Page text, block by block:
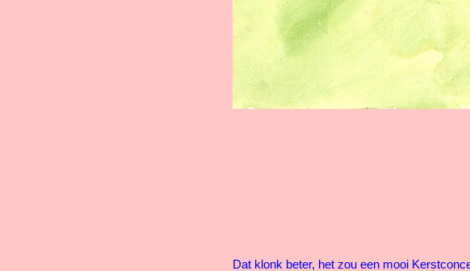
Dat klonk beter, het zou een mooi